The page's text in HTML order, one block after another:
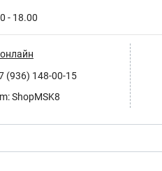
- 18.00
(936) 148-00-15
ShopMSK8